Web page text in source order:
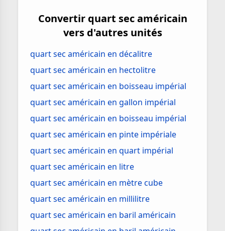
Convertir quart sec américain
vers d'autres unités
quart sec américain en décalitre
quart sec américain en hectolitre
quart sec américain en boisseau impérial
quart sec américain en gallon impérial
quart sec américain en boisseau impérial
quart sec américain en pinte impériale
quart sec américain en quart impérial
quart sec américain en litre
quart sec américain en mètre cube
quart sec américain en millilitre
quart sec américain en baril américain